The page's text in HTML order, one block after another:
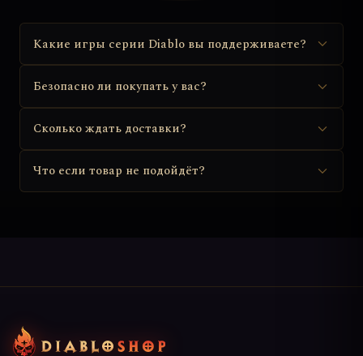
Какие игры серии Diablo вы поддерживаете?
Безопасно ли покупать у вас?
Сколько ждать доставки?
Что если товар не подойдёт?